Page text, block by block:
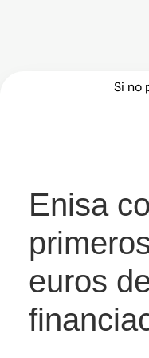
Enisa Si no
Enisa
euros